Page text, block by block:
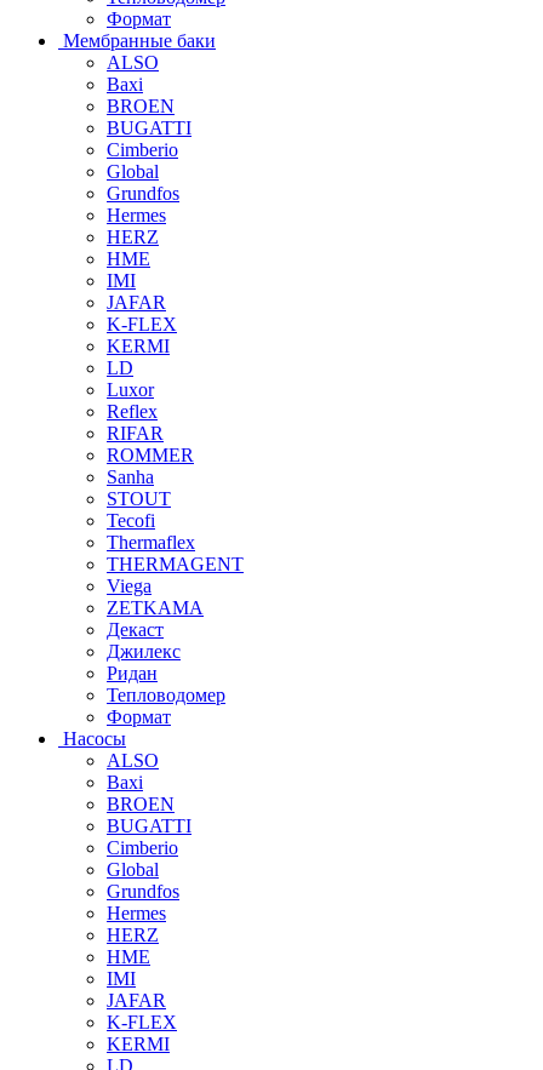
Формат
Мембранные баки
ALSO
Baxi
BROEN
BUGATTI
Cimberio
Global
Grundfos
Hermes
HERZ
HME
IMI
JAFAR
K-FLEX
KERMI
LD
Luxor
Reflex
RIFAR
ROMMER
Sanha
STOUT
Tecofi
Thermaflex
THERMAGENT
Viega
ZETKAMA
Декаст
Джилекс
Ридан
Тепловодомер
Формат
Насосы
ALSO
Baxi
BROEN
BUGATTI
Cimberio
Global
Grundfos
Hermes
HERZ
HME
IMI
JAFAR
K-FLEX
KERMI
LD